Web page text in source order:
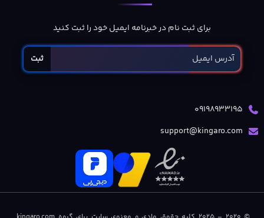
برای ثبت نام در خبرنامه ایمیل خود را ثبت کنید
ثبت
09198933195
support@kingaro.com